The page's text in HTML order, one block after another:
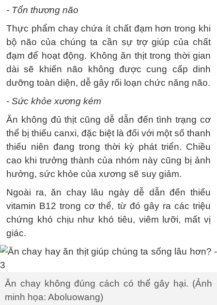
- Tổn thương não
Thực phẩm chay chứa ít chất đạm hơn trong khi
bộ não của chúng ta cần sự trợ giúp của chất
đạm để hoạt động. Không ăn thịt trong thời gian
dài sẽ khiến não không được cung cấp dinh
dưỡng toàn diện, dễ gây rối loạn chức năng não.
- Sức khỏe xương kém
Ăn không đủ thịt cũng dễ dẫn đến tình trạng cơ
thể bị thiếu canxi, đặc biệt là đối với một số thanh
thiếu niên đang trong thời kỳ phát triển. Chiều
cao khi trưởng thành của nhóm này cũng bị ảnh
hưởng, sức khỏe của xương sẽ suy giảm.
Ngoài ra, ăn chay lâu ngày dễ dẫn đến thiếu
vitamin B12 trong cơ thể, từ đó gây ra các triệu
chứng khó chịu như khó tiêu, viêm lưỡi, mất vị
giác.
Ăn chay không đúng cách có thể gây hại. (Ảnh
minh họa: Aboluowang)